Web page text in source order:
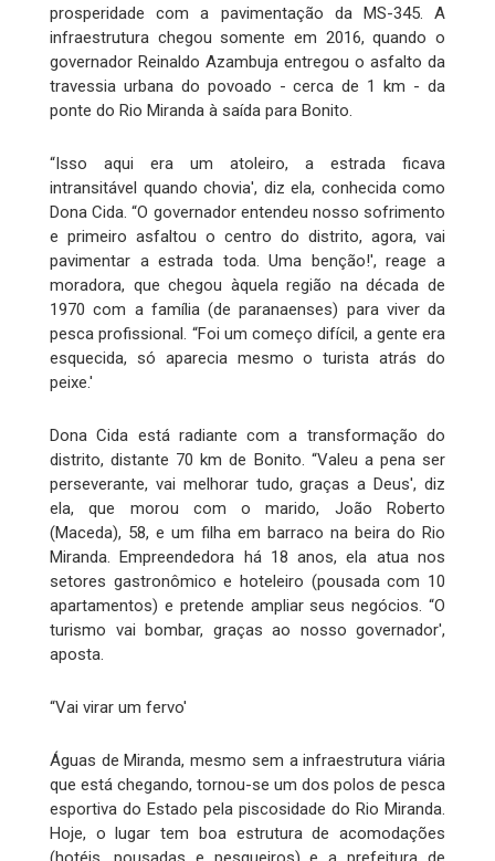
prosperidade com a pavimentação da MS-345. A
infraestrutura chegou somente em 2016, quando o
governador Reinaldo Azambuja entregou o asfalto da
travessia urbana do povoado - cerca de 1 km - da
ponte do Rio Miranda à saída para Bonito.
“Isso aqui era um atoleiro, a estrada ficava
intransitável quando chovia', diz ela, conhecida como
Dona Cida. “O governador entendeu nosso sofrimento
e primeiro asfaltou o centro do distrito, agora, vai
pavimentar a estrada toda. Uma benção!', reage a
moradora, que chegou àquela região na década de
1970 com a família (de paranaenses) para viver da
pesca profissional. “Foi um começo difícil, a gente era
esquecida, só aparecia mesmo o turista atrás do
peixe.'
Dona Cida está radiante com a transformação do
distrito, distante 70 km de Bonito. “Valeu a pena ser
perseverante, vai melhorar tudo, graças a Deus', diz
ela, que morou com o marido, João Roberto
(Maceda), 58, e um filha em barraco na beira do Rio
Miranda. Empreendedora há 18 anos, ela atua nos
setores gastronômico e hoteleiro (pousada com 10
apartamentos) e pretende ampliar seus negócios. “O
turismo vai bombar, graças ao nosso governador',
aposta.
“Vai virar um fervo'
Águas de Miranda, mesmo sem a infraestrutura viária
que está chegando, tornou-se um dos polos de pesca
esportiva do Estado pela piscosidade do Rio Miranda.
Hoje, o lugar tem boa estrutura de acomodações